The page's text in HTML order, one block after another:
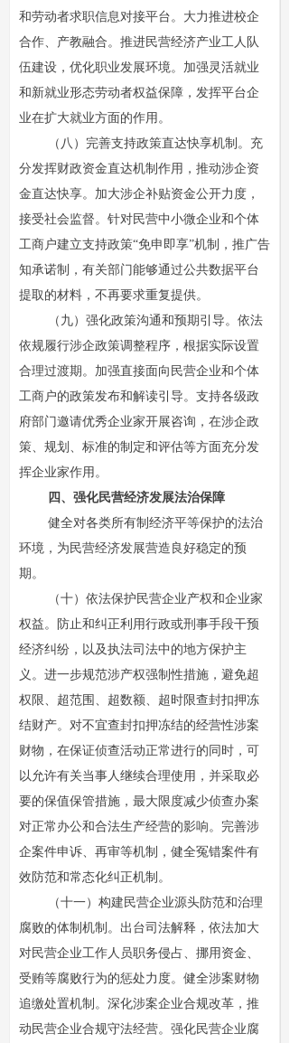
和劳动者求职信息对接平台。大力推进校企
合作、产教融合。推进民营经济产业工人队
伍建设，优化职业发展环境。加强灵活就业
和新就业形态劳动者权益保障，发挥平台企
业在扩大就业方面的作用。
（八）完善支持政策直达快享机制。充
分发挥财政资金直达机制作用，推动涉企资
金直达快享。加大涉企补贴资金公开力度，
接受社会监督。针对民营中小微企业和个体
工商户建立支持政策“免申即享”机制，推广告
知承诺制，有关部门能够通过公共数据平台
提取的材料，不再要求重复提供。
（九）强化政策沟通和预期引导。依法
依规履行涉企政策调整程序，根据实际设置
合理过渡期。加强直接面向民营企业和个体
工商户的政策发布和解读引导。支持各级政
府部门邀请优秀企业家开展咨询，在涉企政
策、规划、标准的制定和评估等方面充分发
挥企业家作用。
四、强化民营经济发展法治保障
健全对各类所有制经济平等保护的法治
环境，为民营经济发展营造良好稳定的预
期。
（十）依法保护民营企业产权和企业家
权益。防止和纠正利用行政或刑事手段干预
经济纠纷，以及执法司法中的地方保护主
义。进一步规范涉产权强制性措施，避免超
权限、超范围、超数额、超时限查封扣押冻
结财产。对不宜查封扣押冻结的经营性涉案
财物，在保证侦查活动正常进行的同时，可
以允许有关当事人继续合理使用，并采取必
要的保值保管措施，最大限度减少侦查办案
对正常办公和合法生产经营的影响。完善涉
企案件申诉、再审等机制，健全冤错案件有
效防范和常态化纠正机制。
（十一）构建民营企业源头防范和治理
腐败的体制机制。出台司法解释，依法加大
对民营企业工作人员职务侵占、挪用资金、
受贿等腐败行为的惩处力度。健全涉案财物
追缴处置机制。深化涉案企业合规改革，推
动民营企业合规守法经营。强化民营企业腐